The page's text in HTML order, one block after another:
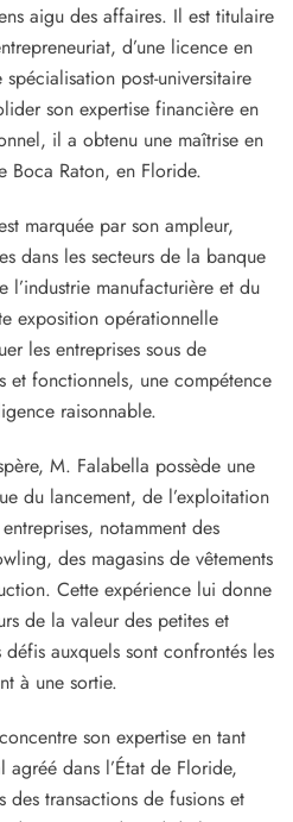
aigu des affaires. Il est titulaire
d’une licence en
spécialisation post-universitaire
son expertise financière en
il a obtenu une maîtrise en
Boca Raton, en Floride.
marquée par son ampleur,
dans les secteurs de la banque
l’industrie manufacturière et du
exposition opérationnelle
les entreprises sous de
et fonctionnels, une compétence
raisonnable.
M. Falabella possède une
du lancement, de l’exploitation
notamment des
des magasins de vêtements
Cette expérience lui donne
de la valeur des petites et
défis auxquels sont confrontés les
à une sortie.
son expertise en tant
agréé dans l’État de Floride,
des transactions de fusions et